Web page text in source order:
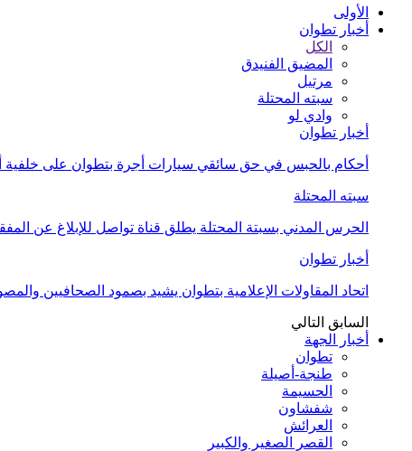
الأولى
أخبار تطوان
الكل
المضيق الفنيدق
مرتيل
سبته المحتلة
وادي لو
أخبار تطوان
أحكام بالحبس في حق سائقي سيارات أجرة بتطوان على خلفية
سبته المحتلة
الحرس المدني بسبتة المحتلة يطلق قناة تواصل للإبلاغ عن
أخبار تطوان
اتحاد المقاولات الإعلامية بتطوان يشيد بصمود الصحافيين
السابق التالي
أخبار الجهة
تطوان
طنجة-أصيلة
الحسيمة
شفشاون
العرائش
القصر الصغير والكبير